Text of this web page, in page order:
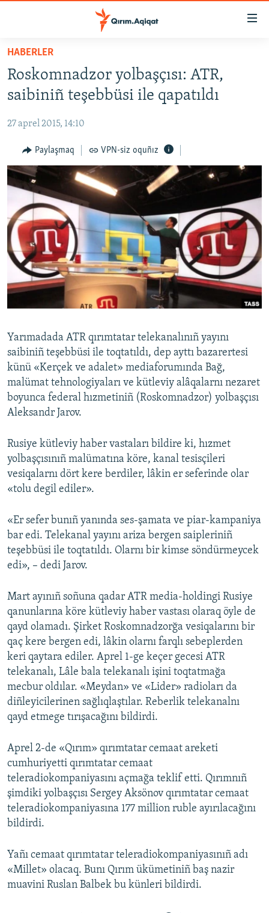
Esas
qaytmaq
Baş
qaytmaq
qaytmaq
HABERLER
SİYASET
CEMİYET
MEDENİYET
İNSAN AQLARI
VİDEO
SÜRET
BLOGLAR
FİKİR
Русский
Українською
QOŞULIÑIZ!
RFE/RS bütün saytları
HABERLER
Roskomnadzor yolbaşçısı: ATR,
saibiniñ teşebbüsi ile qapatıldı
27 aprel 2015, 14:10
Paylaşmaq VPN-siz oquñız
Yarımadada ATR qırımtatar telekanalınıñ yayını
saibiniñ teşebbüsi ile toqtatıldı, dep ayttı bazarertesi
künü «Kerçek ve adalet» mediaforumında Bağ,
malümat tehnologiyaları ve kütleviy alâqalarnı nezaret
boyunca federal hızmetiniñ (Roskomnadzor) yolbaşçısı
Aleksandr Jarov.
Rusiye kütleviy haber vastaları bildire ki, hızmet
yolbaşçısınıñ malümatına köre, kanal tesisçileri
vesiqalarnı dört kere berdiler, lâkin er seferinde olar
«tolu degil ediler».
«Er sefer bunıñ yanında ses-şamata ve piar-kampaniya
bar edi. Telekanal yayını ariza bergen saipleriniñ
teşebbüsi ile toqtatıldı. Olarnı bir kimse söndürmeycek
edi», – dedi Jarov.
Mart ayınıñ soñuna qadar ATR media-holdingi Rusiye
qanunlarına köre kütleviy haber vastası olaraq öyle de
qayd olamadı. Şirket Roskomnadzorğa vesiqalarını bir
qaç kere bergen edi, lâkin olarnı farqlı sebeplerden
keri qaytara ediler. Aprel 1-ge keçer gecesi ATR
telekanalı, Lâle bala telekanalı işini toqtatmağa
mecbur oldılar. «Meydan» ve «Lider» radioları da
diñleyicilerinen sağlıqlaştılar. Reberlik telekanalnı
qayd etmege tırışacağını bildirdi.
Aprel 2-de «Qırım» qırımtatar cemaat areketi
cumhuriyetti qırımtatar cemaat
teleradiokompaniyasını açmağa teklif etti. Qırımnıñ
şimdiki yolbaşçısı Sergey Aksönov qırımtatar cemaat
teleradiokompaniyasına 177 million ruble ayırılacağını
bildirdi.
Yañı cemaat qırımtatar teleradiokompaniyasınıñ adı
«Millet» olacaq. Bunı Qırım ükümetiniñ baş nazir
muavini Ruslan Balbek bu künleri bildirdi.